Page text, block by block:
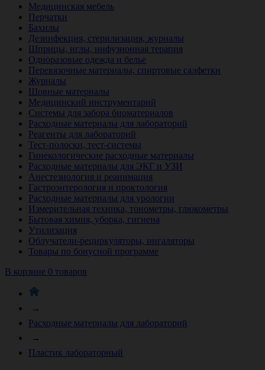
Медицинская мебель
Перчатки
Бахилы
Дезинфекция, стерилизация, журналы
Шприцы, иглы, инфузионная терапия
Одноразовые одежда и белье
Перевязочные материалы, спиртовые салфетки
Журналы
Шовные материалы
Медицинский инструментарий
Системы для забора биоматериалов
Расходные материалы для лабораторий
Реагенты для лабораторий
Тест-полоски, тест-системы
Гинекологические расходные материалы
Расходные материалы для ЭКГ и УЗИ
Анестезиология и реанимация
Гастроэнтерология и проктология
Расходные материалы для урологии
Измерительная техника, тонометры, глюкометры
Бытовая химия, уборка, гигиена
Утилизация
Облучатели-рециркуляторы, ингаляторы
Товары по бонусной программе
В корзине 0 товаров
→
Расходные материалы для лабораторий
→
Пластик лабораторный